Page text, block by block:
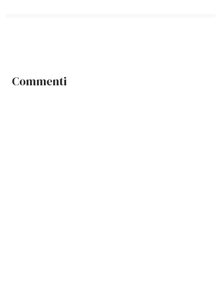
Commenti